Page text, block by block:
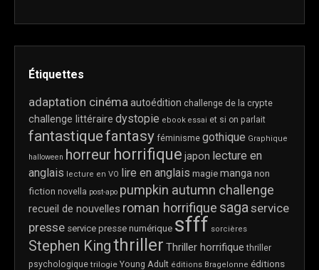
Étiquettes
adaptation cinémaautoédition challenge de la crypte
challenge littéraire dystopie ebook essai et si on parlait
fantastiquefantasy féminisme gothique Graphique
halloween horreur horrifique japon lecture en
anglais lecture en VO lire en anglais magie manga non
fiction novella post-apo pumpkin autumn challenge
recueil de nouvelles roman horrifique sagaservice
presse service presse numérique sfff sorcières
Stephen Kingthriller Thriller horrifique thriller
psychologique trilogie Young Adult éditions Bragelonne éditions